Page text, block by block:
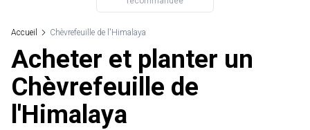
Accueil Chèvrefeuille de l'Himalaya
Acheter et planter un
Chèvrefeuille de
l'Himalaya